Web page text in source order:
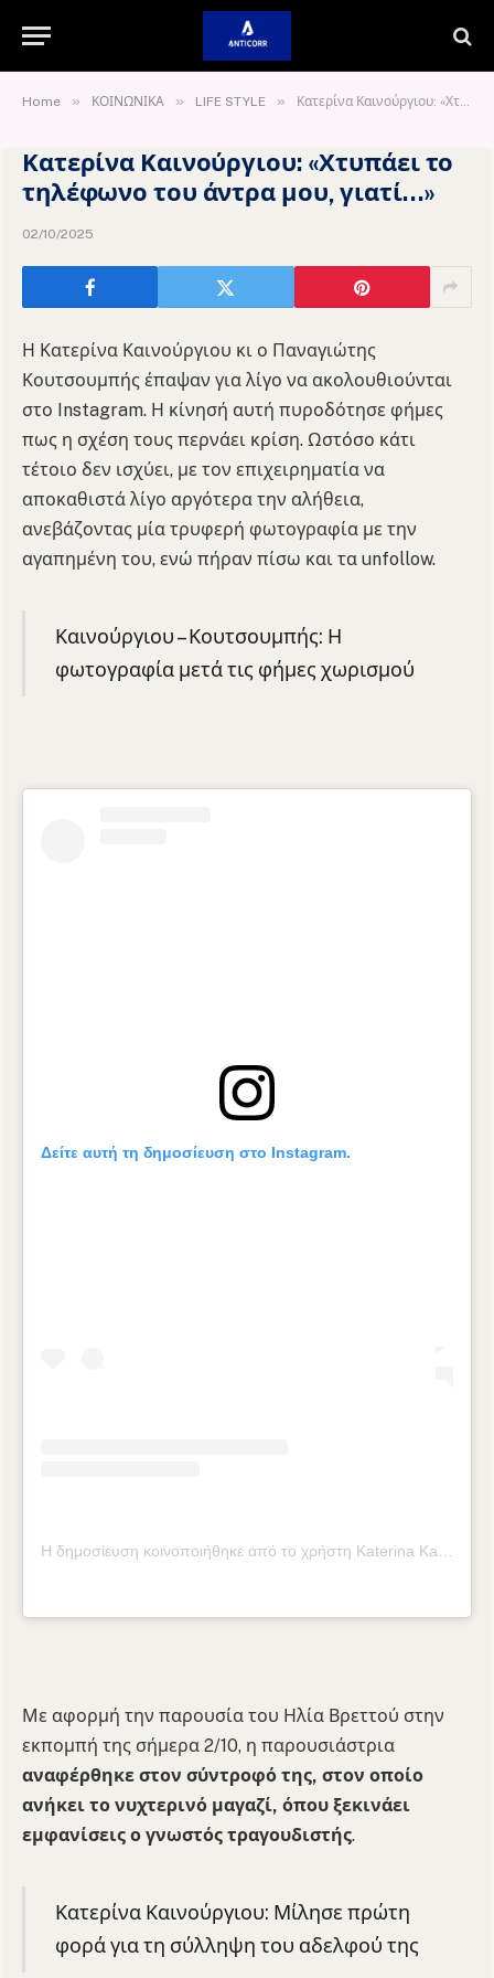
Home » ΚΟΙΝΩΝΙΚΑ » LIFE STYLE » Κατερίνα Καινούργιου: «Χτυπάει το τηλέφωνο του άντρα μου, γιατί…»
Κατερίνα Καινούργιου: «Χτυπάει το
τηλέφωνο του άντρα μου, γιατί…»
02/10/2025
Η Κατερίνα Καινούργιου κι ο Παναγιώτης
Κουτσουμπής έπαψαν για λίγο να ακολουθιούνται
στο Instagram. Η κίνησή αυτή πυροδότησε φήμες
πως η σχέση τους περνάει κρίση. Ωστόσο κάτι
τέτοιο δεν ισχύει, με τον επιχειρηματία να
αποκαθιστά λίγο αργότερα την αλήθεια,
ανεβάζοντας μία τρυφερή φωτογραφία με την
αγαπημένη του, ενώ πήραν πίσω και τα unfollow.
Καινούργιου – Κουτσουμπής: Η
φωτογραφία μετά τις φήμες χωρισμού
Δείτε αυτή τη δημοσίευση στο Instagram.
Η δημοσίευση κοινοποιήθηκε από το χρήστη Katerina Kainourgiou Official (@katken85)
Με αφορμή την παρουσία του Ηλία Βρεττού στην
εκπομπή της σήμερα 2/10, η παρουσιάστρια
αναφέρθηκε στον σύντροφό της, στον οποίο
ανήκει το νυχτερινό μαγαζί, όπου ξεκινάει
εμφανίσεις ο γνωστός τραγουδιστής.
Κατερίνα Καινούργιου: Μίλησε πρώτη
φορά για τη σύλληψη του αδελφού της